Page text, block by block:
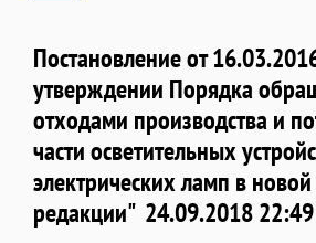
Постановление от
утверждении Порядка
отходами производства и
части осветительных
электрических ламп в новой
редакции"24.09.2018 22:49